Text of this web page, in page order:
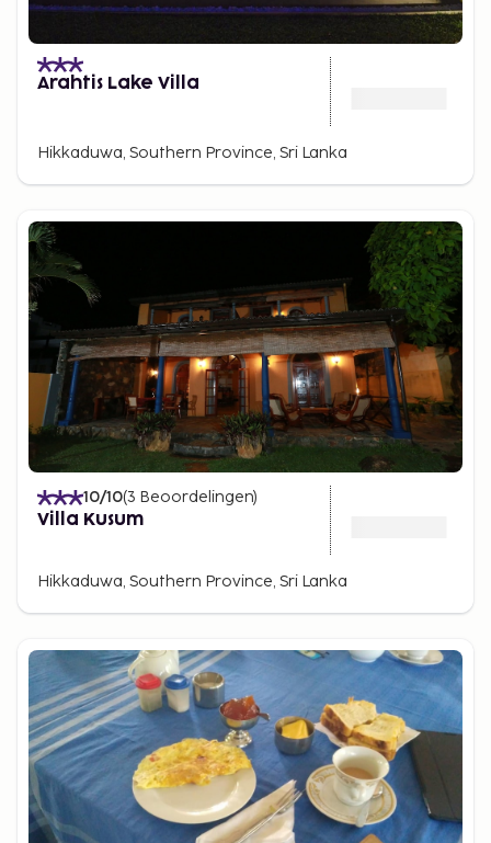
Arahtis Lake Villa
Hikkaduwa, Southern Province, Sri Lanka
10/10(3 Beoordelingen)
Villa Kusum
Hikkaduwa, Southern Province, Sri Lanka